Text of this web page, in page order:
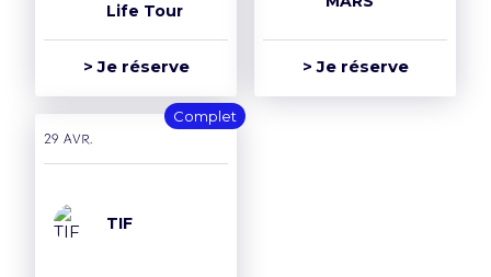
Life Tour
> Je réserve > Je réserve
Complet
29 avr.
TIF